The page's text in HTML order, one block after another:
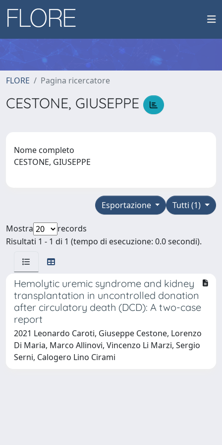
FLORE Pagina ricercatore
CESTONE, GIUSEPPE
Nome completo
CESTONE, GIUSEPPE
Tutti (1)
Esportazione
Mostra
records
Risultati 1 - 1 di 1 (tempo di esecuzione: 0.0 secondi).
Hemolytic uremic syndrome and kidney
transplantation in uncontrolled donation
after circulatory death (DCD): A two-case
report
2021 Leonardo Caroti, Giuseppe Cestone, Lorenzo
Di Maria, Marco Allinovi, Vincenzo Li Marzi, Sergio
Serni, Calogero Lino Cirami